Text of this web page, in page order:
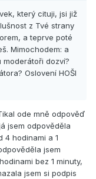
který cituji, jsi již
z Tvé strany
a teprve poté
Mimochodem: a
moderátoři dozví?
Oslovení HOŠI
ode mně odpověď
jsem odpověděla
4 hodinami a 1
jsem
bez 1 minuty,
jsem si podpis